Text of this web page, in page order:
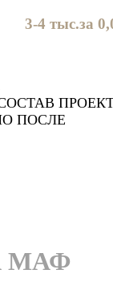
3-4 тыс.за
ПОСЛЕ
МАФ